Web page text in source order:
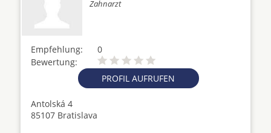
Zahnarzt
Empfehlung:
0
Bewertung:
PROFIL AUFRUFEN
Antolská 4
85107 Bratislava